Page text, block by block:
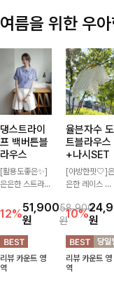
여름을 위한 우
댕스트라이
프 백버튼블
라우스
[활용도좋은✨]
은은한 스트라이
져 심플한 코디
에도 세련된 포
인트를 더해드리
며 깔끔한 스트
라이프 디테일로
유행 없이 오래
12%51,900
원
58,900
원
리뷰 카운트 영
역
율븐자수 도
트블라우스
+나시SET
[아방한핏🤍]은
은한 레이스 자
으로 사랑스러
감성 가득 담았
으며 나시 세트
구성으로 이너
걱정없이 손쉽게
코디 가능한 블
10%원
리뷰 카운트 영
역